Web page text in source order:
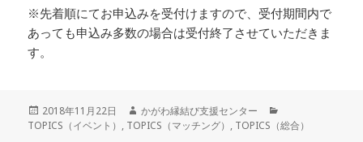
※先着順にてお申込みを受付けますので、受付期間内で
あっても申込み多数の場合は受付終了させていただきま
す。
投
稿
2018年11月22日
作
成
かがわ縁結び支援センター
テ
TOPICS（イベント） , TOPICS（マッチング） , TOPICS（総合）